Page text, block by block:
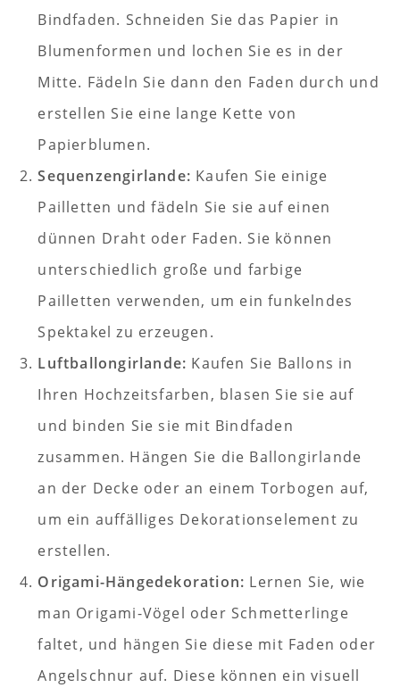
Bindfaden. Schneiden Sie das Papier in
Blumenformen und lochen Sie es in der
Mitte. Fädeln Sie dann den Faden durch und
erstellen Sie eine lange Kette von
Papierblumen.
Sequenzengirlande: Kaufen Sie einige
Pailletten und fädeln Sie sie auf einen
dünnen Draht oder Faden. Sie können
unterschiedlich große und farbige
Pailletten verwenden, um ein funkelndes
Spektakel zu erzeugen.
Luftballongirlande: Kaufen Sie Ballons in
Ihren Hochzeitsfarben, blasen Sie sie auf
und binden Sie sie mit Bindfaden
zusammen. Hängen Sie die Ballongirlande
an der Decke oder an einem Torbogen auf,
um ein auffälliges Dekorationselement zu
erstellen.
Origami-Hängedekoration: Lernen Sie, wie
man Origami-Vögel oder Schmetterlinge
faltet, und hängen Sie diese mit Faden oder
Angelschnur auf. Diese können ein visuell